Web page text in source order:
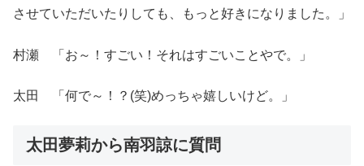
させていただいたりしても、もっと好きになりました。」
村瀬 「お～！すごい！それはすごいことやで。」
太田 「何で～！？(笑)めっちゃ嬉しいけど。」
太田夢莉から南羽諒に質問